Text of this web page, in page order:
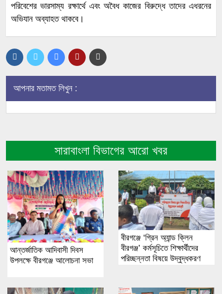
পরিবেশের ভারসাম্য রক্ষার্থে এবং অবৈধ কাজের বিরুদ্ধে তাদের এধরনের
অভিযান অব্যাহত থাকবে।
আপনার মতামত লিখুন :
সারাবাংলা বিভাগের আরো খবর
আন্তর্জাতিক আদিবাসী দিবস
উপলক্ষে বীরগঞ্জে আলোচনা সভা
বীরগঞ্জে ‘গ্রিন অ্যান্ড ক্লিন
বীরগঞ্জ’ কর্মসূচিতে শিক্ষার্থীদের
পরিচ্ছন্নতা বিষয়ে উদ্বুদ্ধকরণ